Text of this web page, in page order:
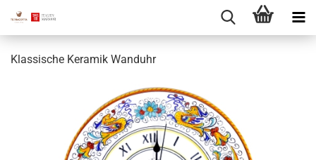
Klassische Keramik Wanduhr